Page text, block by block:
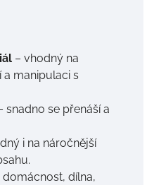
– vhodný na
a manipulaci s
snadno se přenáší a
i na náročnější
domácnost, dílna,